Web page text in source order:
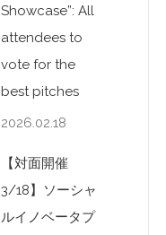
Showcase”: All
attendees to
vote for the
best pitches
2026.02.18
【対面開催
3/18】ソーシャ
ルイノベータプ